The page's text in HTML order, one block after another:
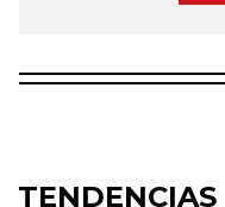
TENDENCIAS